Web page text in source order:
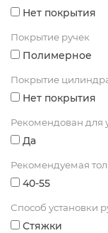
Нет покрытия
Покрытие ручек
Полимерное
Покрытие
Нет покрытия
Рекомендован для
Да
Рекомендуемая
40-55
Способ установки
Стяжки